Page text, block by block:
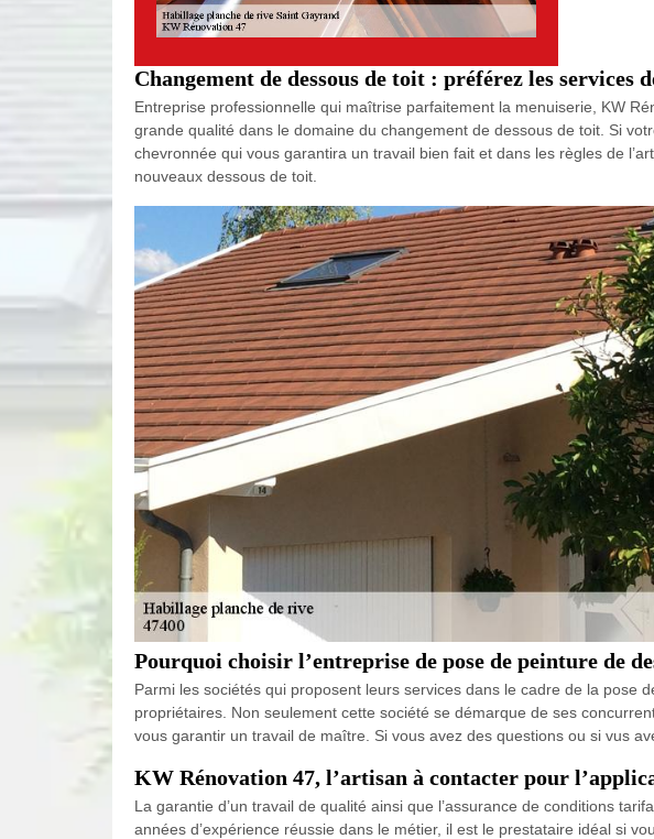
Changement de dessous de toit : préférez les services
Entreprise professionnelle qui maîtrise parfaitement la menuiserie, KW
grande qualité dans le domaine du changement de dessous de toit. Si
chevronnée qui vous garantira un travail bien fait et dans les règles de
nouveaux dessous de toit.
Pourquoi choisir l’entreprise de pose de peinture de
Parmi les sociétés qui proposent leurs services dans le cadre de la pose
propriétaires. Non seulement cette société se démarque de ses
vous garantir un travail de maître. Si vous avez des questions ou si vus
KW Rénovation 47, l’artisan à contacter pour
La garantie d’un travail de qualité ainsi que l’assurance de conditions
années d’expérience réussie dans le métier, il est le prestataire idéal si